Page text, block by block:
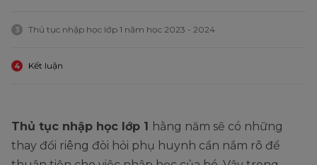
3 Thủ tục nhập học lớp 1 năm học 2023 - 2024
4 Kết luận
Thủ tục nhập học lớp 1
hằng năm sẽ có những
thay đổi riêng đòi hỏi phụ huynh cần nắm rõ để